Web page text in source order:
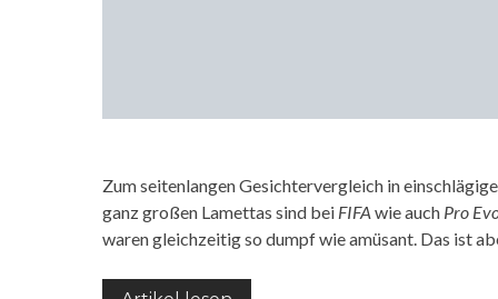
Zum seitenlangen Gesichtervergleich in
ganz großen Lamettas sind bei FIFA wie auch Pro
waren gleichzeitig so dumpf wie amüsant. Das ist